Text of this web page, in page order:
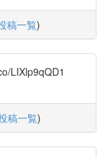
稿一覧)
LIXlp9qQD1
稿一覧)